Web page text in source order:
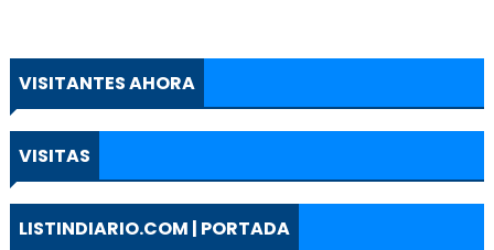
VISITANTES AHORA
VISITAS
LISTINDIARIO.COM | PORTADA